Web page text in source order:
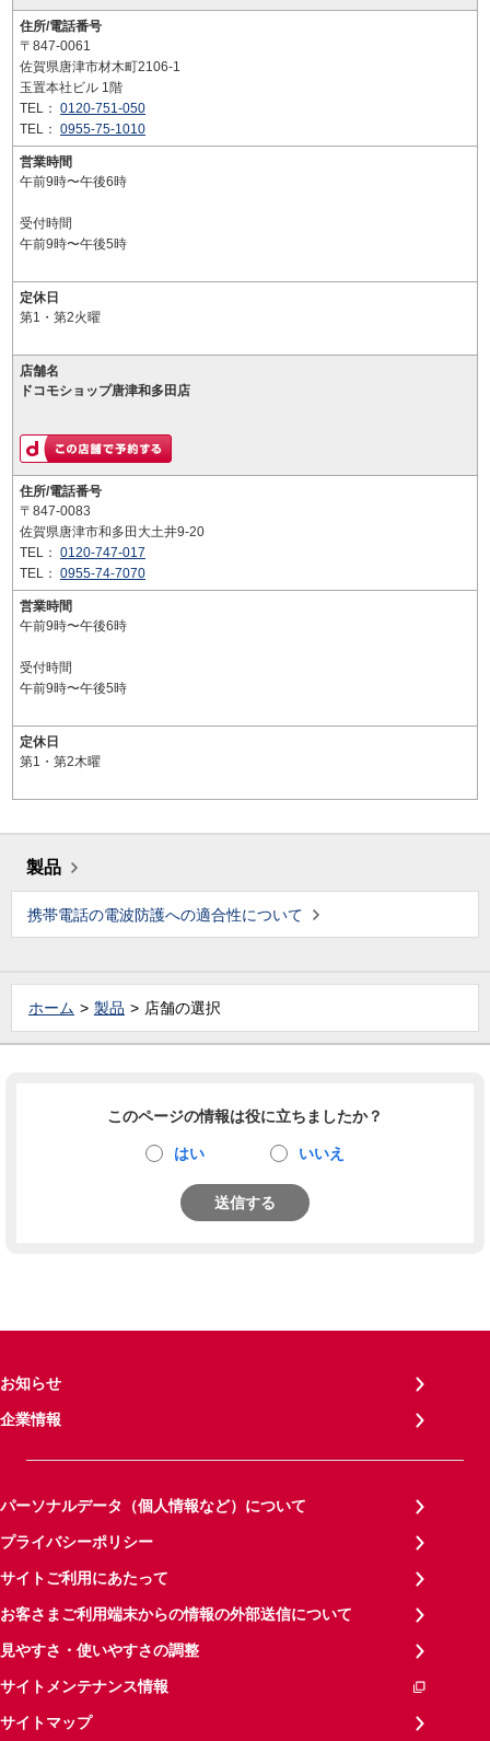
住所/電話番号
〒847-0061
佐賀県唐津市材木町2106-1
玉置本社ビル 1階
TEL： 0120-751-050
TEL： 0955-75-1010
営業時間
午前9時〜午後6時
受付時間
午前9時〜午後5時
定休日
第1・第2火曜
店舗名
ドコモショップ唐津和多田店
住所/電話番号
〒847-0083
佐賀県唐津市和多田大土井9-20
TEL： 0120-747-017
TEL： 0955-74-7070
営業時間
午前9時〜午後6時
受付時間
午前9時〜午後5時
定休日
第1・第2木曜
製品
携帯電話の電波防護への適合性について
ホーム 製品 店舗の選択
このページの情報は役に立ちましたか？
はい いいえ
送信する
お知らせ
企業情報
パーソナルデータ（個人情報など）について
プライバシーポリシー
サイトご利用にあたって
お客さまご利用端末からの情報の外部送信について
見やすさ・使いやすさの調整
サイトメンテナンス情報
サイトマップ